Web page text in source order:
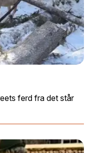
ferd fra det står